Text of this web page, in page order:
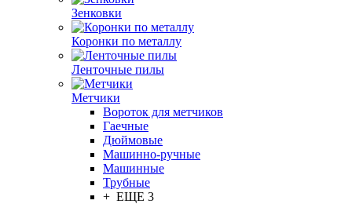
Зенковки
Коронки по металлу
Ленточные пилы
Метчики
Вороток для метчиков
Гаечные
Дюймовые
Машинно-ручные
Машинные
Трубные
+ ЕЩЕ 3